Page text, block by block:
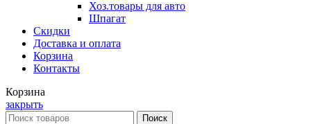
Хоз.товары для авто
Шпагат
Скидки
Доставка и оплата
Корзина
Контакты
Корзина
закрыть
Поиск